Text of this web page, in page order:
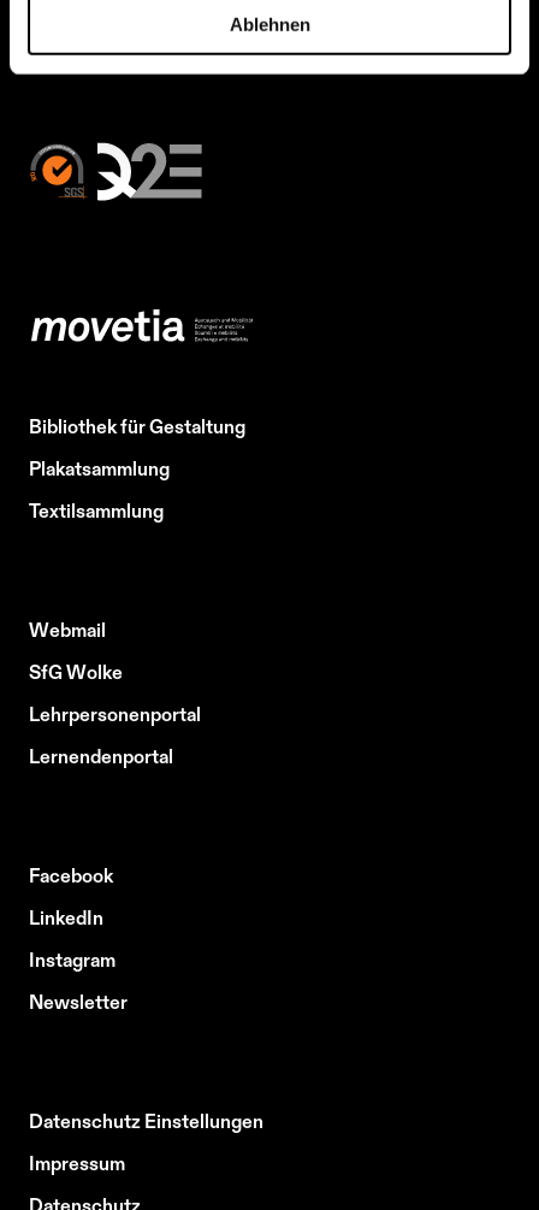
Ablehnen
Bibliothek für Gestaltung
Plakatsammlung
Textilsammlung
Webmail
SfG Wolke
Lehrpersonenportal
Lernendenportal
Facebook
LinkedIn
Instagram
Newsletter
Datenschutz Einstellungen
Impressum
Datenschutz